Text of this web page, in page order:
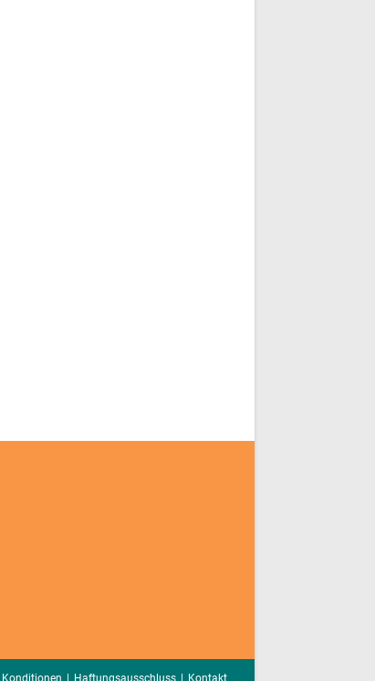
Konditionen Haftungsausschluss Kontakt